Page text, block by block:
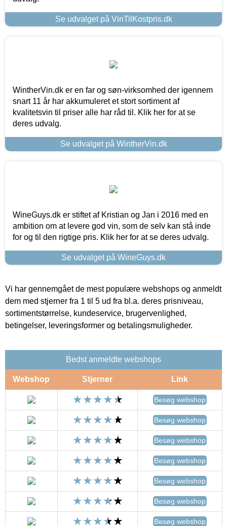
Se udvalget på VinTilKostpris.dk
WintherVin.dk er en far og søn-virksomhed der igennem
snart 11 år har akkumuleret et stort sortiment af
kvalitetsvin til priser alle har råd til. Klik her for at se
deres udvalg.
Se udvalget på WintherVin.dk
WineGuys.dk er stiftet af Kristian og Jan i 2016 med en
ambition om at levere god vin, som de selv kan stå inde
for og til den rigtige pris. Klik her for at se deres udvalg.
Se udvalget på WineGuys.dk
Vi har gennemgået de mest populære webshops og anmeldt
dem med stjerner fra 1 til 5 ud fra bl.a. deres prisniveau,
sortimentstørrelse, kundeservice, brugervenlighed,
betingelser, leveringsformer og betalingsmuligheder.
Bedst anmeldte webshops
Webshop Stjerner Link
Besøg webshop
Besøg webshop
Besøg webshop
Besøg webshop
Besøg webshop
Besøg webshop
Besøg webshop